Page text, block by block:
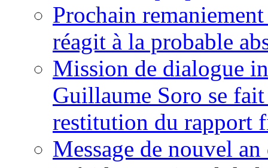
Prochain
réagit à la probable
Mission de dialogue
Guillaume Soro se
restitution du rapport
Message de nouvel